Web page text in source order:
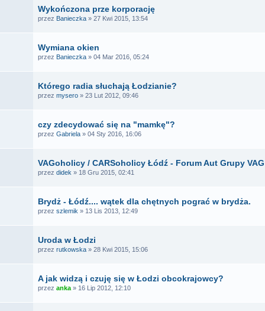
Wykończona prze korporację
przez Banieczka » 27 Kwi 2015, 13:54
Wymiana okien
przez Banieczka » 04 Mar 2016, 05:24
Którego radia słuchają Łodzianie?
przez mysero » 23 Lut 2012, 09:46
czy zdecydować się na "mamkę"?
przez Gabriela » 04 Sty 2016, 16:06
VAGoholicy / CARSoholicy Łódź - Forum Aut Grupy
przez didek » 18 Gru 2015, 02:41
Brydż - Łódź.... wątek dla chętnych pograć w brydża.
przez szlemik » 13 Lis 2013, 12:49
Uroda w Łodzi
przez rutkowska » 28 Kwi 2015, 15:06
A jak widzą i czuję się w Łodzi obcokrajowcy?
przez anka » 16 Lip 2012, 12:10